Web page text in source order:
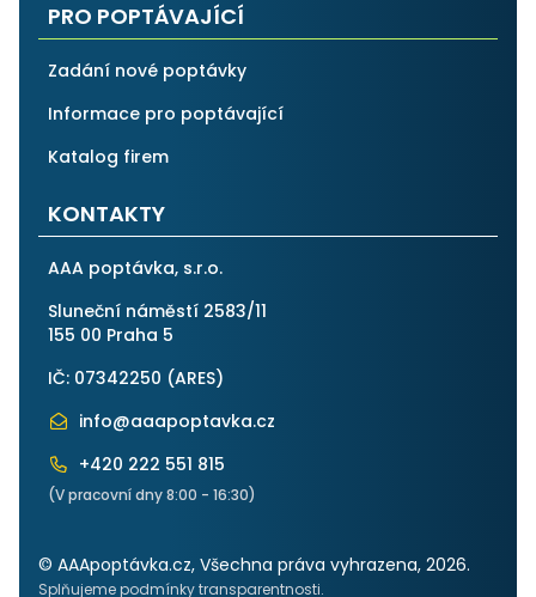
PRO POPTÁVAJÍCÍ
Zadání nové poptávky
Informace pro poptávající
Katalog firem
KONTAKTY
AAA poptávka, s.r.o.
Sluneční náměstí 2583/11
155 00 Praha 5
IČ: 07342250 (ARES)
info@aaapoptavka.cz
+420 222 551 815
(V pracovní dny 8:00 - 16:30)
© AAApoptávka.cz, Všechna práva vyhrazena, 2026.
Splňujeme podmínky transparentnosti.